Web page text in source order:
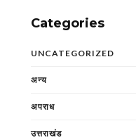
Categories
UNCATEGORIZED
अन्य
अपराध
उत्तराखंड